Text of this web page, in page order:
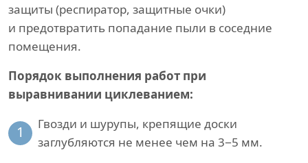
защиты (респиратор, защитные очки)
и предотвратить попадание пыли в соседние
помещения.
Порядок выполнения работ при
выравнивании циклеванием:
1
Гвозди и шурупы, крепящие доски
заглубляются не менее чем на 3−5 мм.